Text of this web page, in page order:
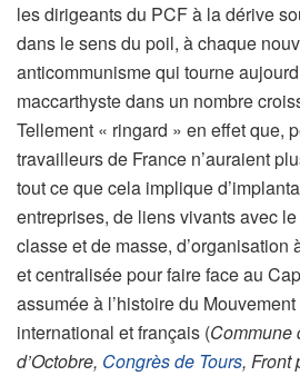
les dirigeants du PCF à la dérive
dans le sens du poil, à chaque
anticommunisme qui tourne
maccarthyste dans un nombre
Tellement « ringard » en effet que,
travailleurs de France n’auraient
tout ce que cela implique
entreprises, de liens vivants avec
classe et de masse, d’organisation
et centralisée pour faire face au
assumée à l’histoire du
international et français (Commune
d’Octobre, Congrès de Tours, Front